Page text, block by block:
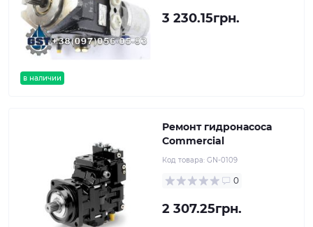
в наличии
3 230.15грн.
Ремонт гидронасоса
Commercial
Код товара: GN-0109
0
2 307.25грн.